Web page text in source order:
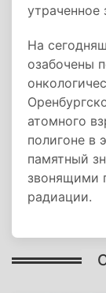
утраченное
На
озабочены
атомного
полигоне в
памятный
звонящими
радиации.